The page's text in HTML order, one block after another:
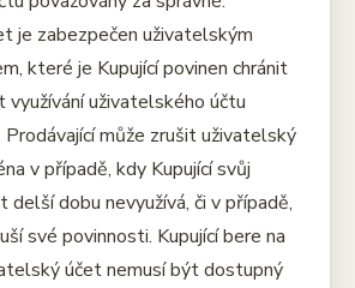
je zabezpečen uživatelským
které je Kupující povinen chránit
využívání uživatelského účtu
může zrušit uživatelský
v případě, kdy Kupující svůj
delší dobu nevyužívá, či v případě,
své povinnosti. Kupující bere na
účet nemusí být dostupný